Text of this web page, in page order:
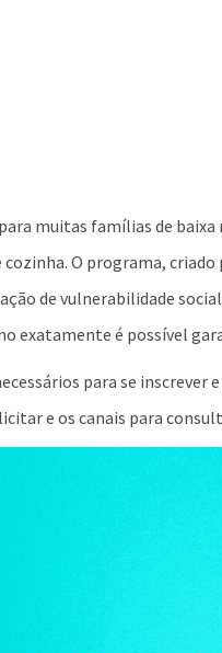
muitas famílias de
O programa, criado
de vulnerabilidade
exatamente é possível
para se inscrever
e os canais para